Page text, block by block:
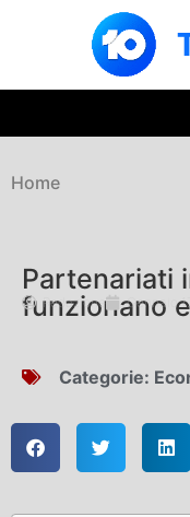
Home
Partenariati
funzionano
Redazione Gennaio
Categorie: